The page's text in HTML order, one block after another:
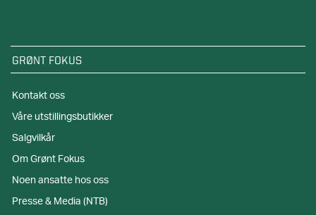
GRØNT FOKUS
Kontakt oss
Våre utstillingsbutikker
Salgvilkår
Om Grønt Fokus
Noen ansatte hos oss
Presse & Media (NTB)